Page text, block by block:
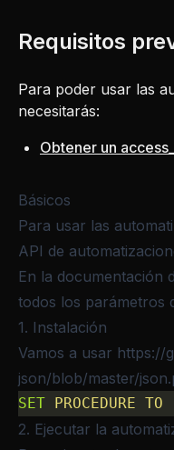
Para poder usar las
necesitarás:
Obtener un
Básicos
Para usar las
API de
En la documentación
todos los parámetros
1. Instalación
Vamos a usar https://
json/blob/master/
SET PROCEDURE TO
2. Ejecutar la